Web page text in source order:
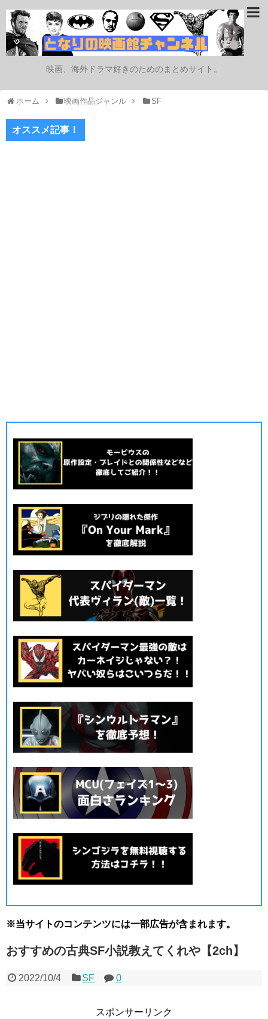
映画、海外ドラマ好きのためのまとめサイト。
ホーム 映画作品ジャンル SF
オススメ記事！
※当サイトのコンテンツには一部広告が含まれます。
おすすめの古典SF小説教えてくれや【2ch】
2022/10/4 SF 0
スポンサーリンク